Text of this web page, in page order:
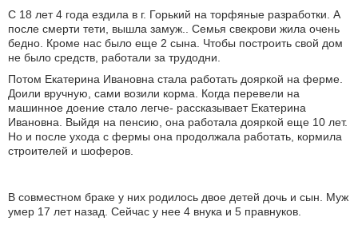
С 18 лет 4 года ездила в г. Горький на торфяные разработки. А
после смерти тети, вышла замуж.. Семья свекрови жила очень
бедно. Кроме нас было еще 2 сына. Чтобы построить свой дом
не было средств, работали за трудодни.
Потом Екатерина Ивановна стала работать дояркой на ферме.
Доили вручную, сами возили корма. Когда перевели на
машинное доение стало легче- рассказывает Екатерина
Ивановна. Выйдя на пенсию, она работала дояркой еще 10 лет.
Но и после ухода с фермы она продолжала работать, кормила
строителей и шоферов.
В совместном браке у них родилось двое детей дочь и сын. Муж
умер 17 лет назад. Сейчас у нее 4 внука и 5 правнуков.